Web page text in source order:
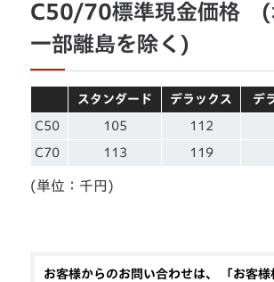
C50/70標準現金価格 (
一部離島を除く)
スタンダード デラックス デ
C50 105 112
C70 113 119
(単位：千円)
お客様からのお問い合わせは、 「お客様